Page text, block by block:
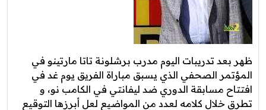
ظهر بعد تدريبات اليوم مدرب برشلونة تاتا مارتينو في
المؤتمر الصحفي الذي يسبق مباراة الفريق يوم غد في
افتتاح مسابقة الدوري ضد ليفانتي في الكامب نو، و
تطرق خلال كلامه لعدد من المواضيع لعل أبرزها التوقيع